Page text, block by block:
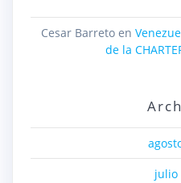
Cesar Barretoen
de la
julio